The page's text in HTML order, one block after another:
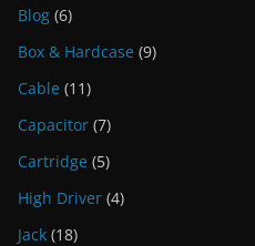
Blog (6)
Box & Hardcase (9)
Cable (11)
Capacitor (7)
Cartridge (5)
High Driver (4)
Jack (18)